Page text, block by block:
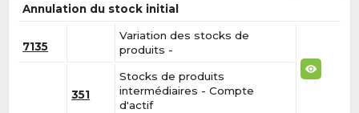
Annulation du stock initial
7135
Variation des stocks de
produits -
351
Stocks de produits
intermédiaires - Compte
d'actif